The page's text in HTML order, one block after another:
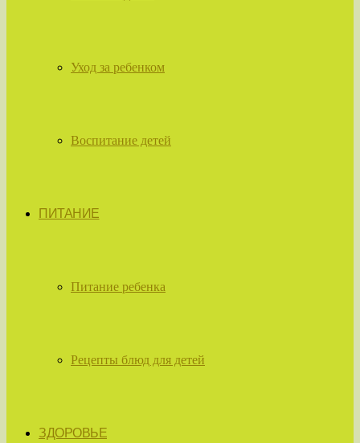
Уход за ребенком
Воспитание детей
ПИТАНИЕ
Питание ребенка
Рецепты блюд для детей
ЗДОРОВЬЕ